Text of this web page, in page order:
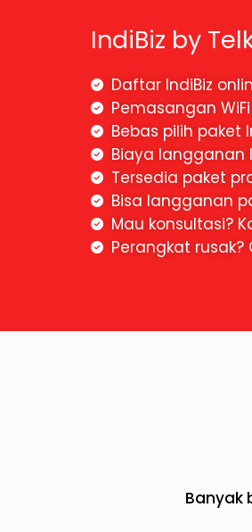
IndiBiz by
Daftar IndiBiz
Pemasangan
Bebas pilih paket
Biaya langganan
Tersedia paket
Bisa langganan
Mau konsultasi?
Perangkat rusak?
Banyak